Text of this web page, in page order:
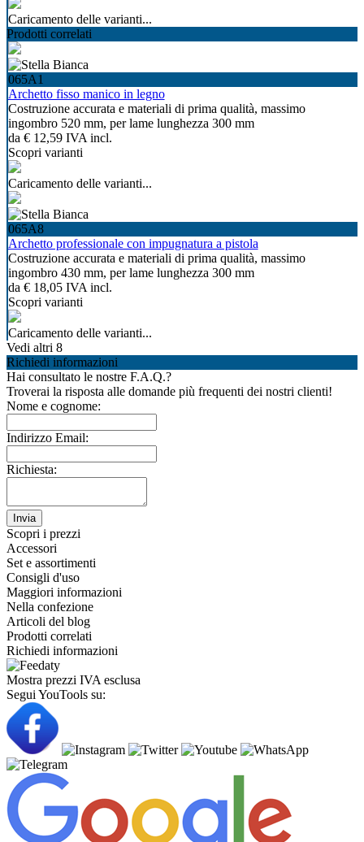
Caricamento delle varianti...
Prodotti correlati
065A1
Archetto fisso manico in legno
Costruzione accurata e materiali di prima qualità, massimo
ingombro 520 mm, per lame lunghezza 300 mm
da € 12,59 IVA incl.
Scopri varianti
Caricamento delle varianti...
065A8
Archetto professionale con impugnatura a pistola
Costruzione accurata e materiali di prima qualità, massimo
ingombro 430 mm, per lame lunghezza 300 mm
da € 18,05 IVA incl.
Scopri varianti
Caricamento delle varianti...
Vedi altri 8
Richiedi informazioni
Hai consultato le nostre F.A.Q.?
Troverai la risposta alle domande più frequenti dei nostri clienti!
Nome e cognome:
Indirizzo Email:
Richiesta:
Invia
Scopri i prezzi
Accessori
Set e assortimenti
Consigli d'uso
Maggiori informazioni
Nella confezione
Articoli del blog
Prodotti correlati
Richiedi informazioni
Mostra prezzi IVA esclusa
Segui YouTools su: